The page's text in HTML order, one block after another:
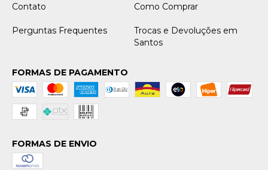
Contato Como Comprar
Perguntas Frequentes
Trocas e Devoluções em
Santos
FORMAS DE PAGAMENTO
FORMAS DE ENVIO